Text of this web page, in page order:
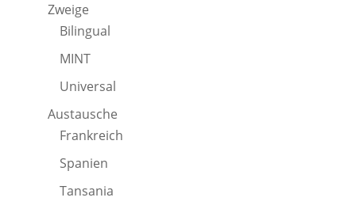
Zweige
Bilingual
MINT
Universal
Austausche
Frankreich
Spanien
Tansania